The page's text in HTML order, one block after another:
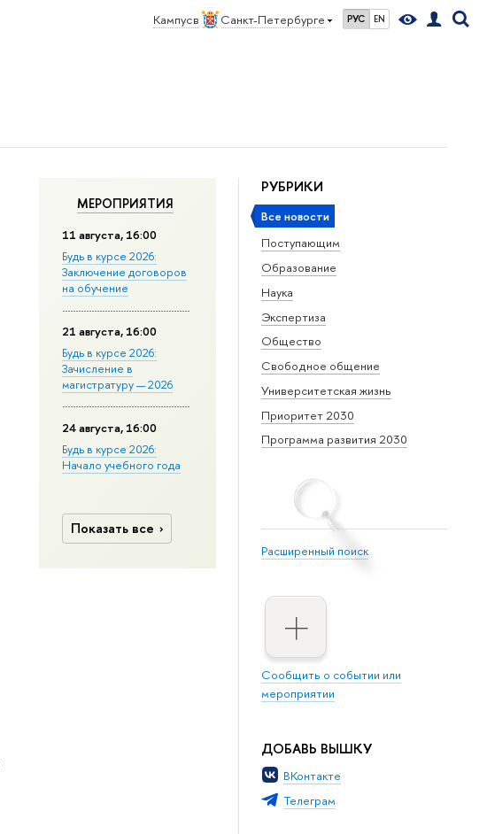
Кампус в Санкт-Петербурге РУС EN
РУБРИКИ
Все новости
Поступающим
Образование
Наука
Экспертиза
Общество
Свободное общение
Университетская жизнь
Приоритет 2030
Программа развития 2030
Расширенный поиск
Сообщить о событии или
мероприятии
ДОБАВЬ ВЫШКУ
ВКонтакте
Телеграм
МЕРОПРИЯТИЯ
11 августа, 16:00
Будь в курсе 2026:
Заключение договоров
на обучение
21 августа, 16:00
Будь в курсе 2026:
Зачисление в
магистратуру — 2026
24 августа, 16:00
Будь в курсе 2026:
Начало учебного года
Показать все